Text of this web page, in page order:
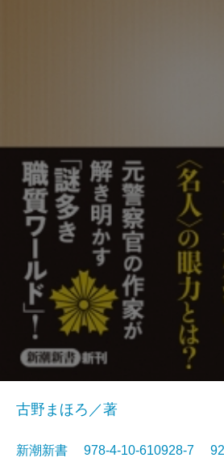
古野まほろ／著
新潮新書 978-4-10-610928-7